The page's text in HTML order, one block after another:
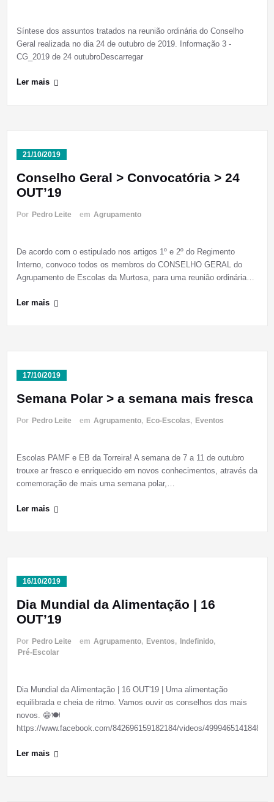
Síntese dos assuntos tratados na reunião ordinária do Conselho
Geral realizada no dia 24 de outubro de 2019. Informação 3 -
CG_2019 de 24 outubroDescarregar
Ler mais
21/10/2019
Conselho Geral > Convocatória > 24
OUT’19
Por Pedro Leite em Agrupamento
De acordo com o estipulado nos artigos 1º e 2º do Regimento
Interno, convoco todos os membros do CONSELHO GERAL do
Agrupamento de Escolas da Murtosa, para uma reunião ordinária…
Ler mais
17/10/2019
Semana Polar > a semana mais fresca
Por Pedro Leite em Agrupamento, Eco-Escolas, Eventos
Escolas PAMF e EB da Torreira! A semana de 7 a 11 de outubro
trouxe ar fresco e enriquecido em novos conhecimentos, através da
comemoração de mais uma semana polar,…
Ler mais
16/10/2019
Dia Mundial da Alimentação | 16
OUT’19
Por Pedro Leite em Agrupamento, Eventos, Indefinido,
Pré-Escolar
Dia Mundial da Alimentação | 16 OUT'19 | Uma alimentação
equilibrada e cheia de ritmo. Vamos ouvir os conselhos dos mais
novos. 😁🍽
https://www.facebook.com/842696159182184/videos/499946514184803/
Ler mais